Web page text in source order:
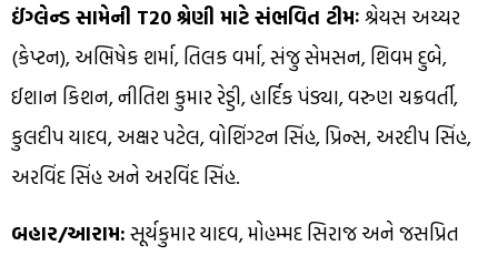
ઈંગ્લેન્ડ સામેની T20 શ્રેણી માટે સંભવિત ટીમઃશ્રેયસ અય્યર
(કેપ્ટન), અભિષેક શર્મા, તિલક વર્મા, સંજુ સેમસન, શિવમ દુબે,
ઈશાન કિશન, નીતિશ કુમાર રેડ્ડી, હાર્દિક પંડ્યા, વરુણ ચક્રવર્તી,
કુલદીપ યાદવ, અક્ષર પટેલ, વોશિંગ્ટન સિંહ, પ્રિન્સ, અરદીપ સિંહ,
અરવિંદ સિંહ અને અરવિંદ સિંહ.
બહાર/આરામ:સૂર્યકુમાર યાદવ, મોહમ્મદ સિરાજ અને જસપ્રિત